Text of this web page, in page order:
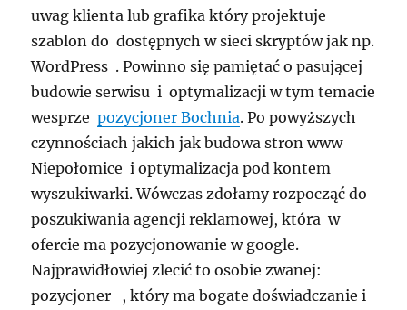
uwag klienta lub grafika który projektuje
szablon do dostępnych w sieci skryptów jak np.
WordPress . Powinno się pamiętać o pasującej
budowie serwisu i optymalizacji w tym temacie
wesprzepozycjoner Bochnia. Po powyższych
czynnościach jakich jak budowa stron www
Niepołomice i optymalizacja pod kontem
wyszukiwarki. Wówczas zdołamy rozpocząć do
poszukiwania agencji reklamowej, która w
ofercie ma pozycjonowanie w google.
Najprawidłowiej zlecić to osobie zwanej:
pozycjoner , który ma bogate doświadczanie i